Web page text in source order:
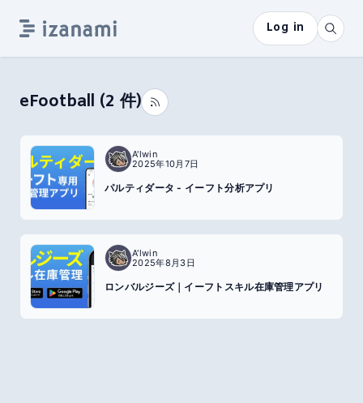
Log in
eFootball (2 件)
A'lwin
2025年10月7日
パルティダータ - イーフト分析アプリ
A'lwin
2025年8月3日
ロンバルジーズ｜イーフトスキル在庫管理アプリ